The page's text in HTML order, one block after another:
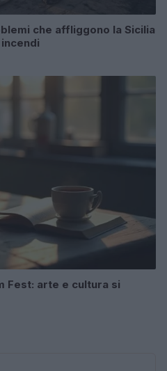
che affliggono la Sicilia
Fest: arte e cultura si